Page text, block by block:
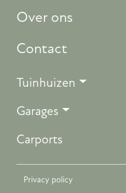
Over ons
Contact
Tuinhuizen
Garages
Carports
Privacy policy